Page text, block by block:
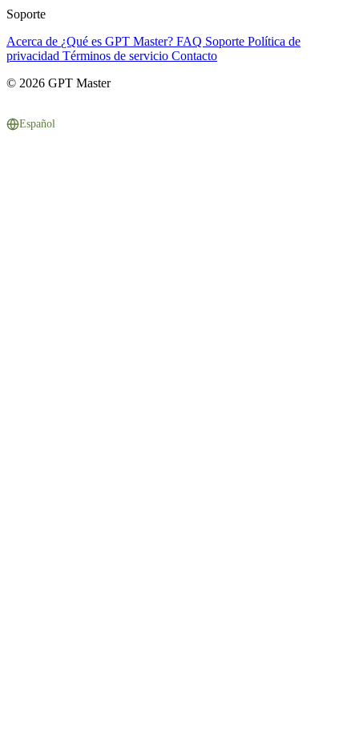
Soporte
Acerca de ¿Qué es GPT Master? FAQ Soporte Política de
privacidad Términos de servicio Contacto
© 2026 GPT Master
Español